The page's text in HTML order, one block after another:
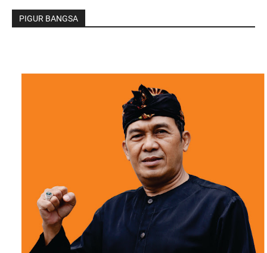
PIGUR BANGSA